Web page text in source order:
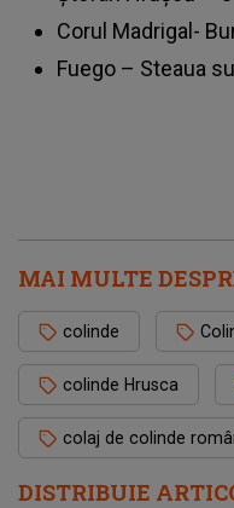
DISTRIBUIE
Corul Madrigal-
Fuego – Steaua
MAI MULTE
colinde
colinde Hrusca
colaj de colinde